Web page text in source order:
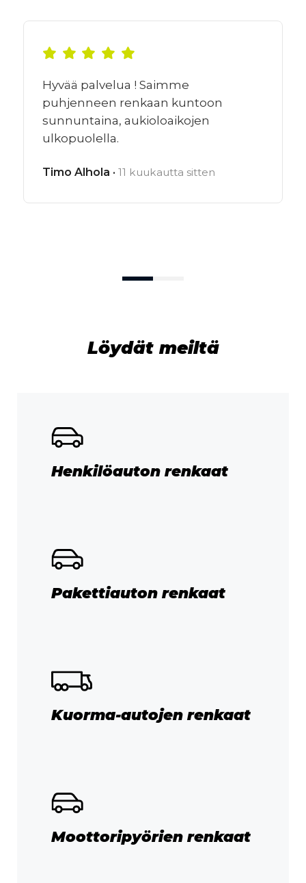
Hyvää palvelua ! Saimme
puhjenneen renkaan kuntoon
sunnuntaina, aukioloaikojen
ulkopuolella.
Timo Alhola · 11 kuukautta sitten
Löydät meiltä
Henkilöauton renkaat
Pakettiauton renkaat
Kuorma-autojen renkaat
Moottoripyörien renkaat